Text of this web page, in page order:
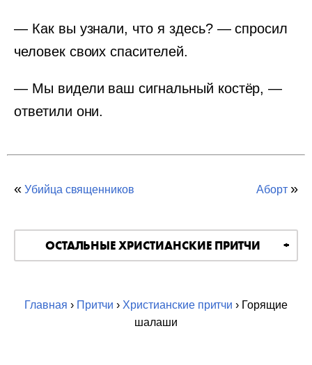
— Как вы узнали, что я здесь? — спросил
человек своих спасителей.
— Мы видели ваш сигнальный костёр, —
ответили они.
« Убийца священников Аборт »
ОСТАЛЬНЫЕ ХРИСТИАНСКИЕ ПРИТЧИ
Главная › Притчи › Христианские притчи › Горящие
шалаши